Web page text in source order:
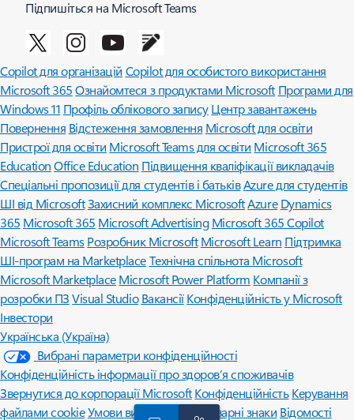
Підпишіться на Microsoft Teams
Copilot для організацій Copilot для особистого використання
Microsoft 365 Ознайомтеся з продуктами Microsoft Програми для
Windows 11 Профіль облікового запису Центр завантажень
Повернення Відстеження замовлення Microsoft для освіти
Пристрої для освіти Microsoft Teams для освіти Microsoft 365
Education Office Education Підвищення кваліфікації викладачів
Спеціальні пропозиції для студентів і батьківAzure для студентів
ШІ від MicrosoftЗахисний комплекс MicrosoftAzure Dynamics
365 Microsoft 365 Microsoft Advertising Microsoft 365 Copilot
Microsoft TeamsРозробник Microsoft Microsoft Learn Підтримка
ШІ-програм на MarketplaceТехнічна спільнота Microsoft
Microsoft MarketplaceMicrosoft Power Platform Компанії з
розробки ПЗ Visual Studio Вакансії Конфіденційність у Microsoft
Інвестори
Українська (Україна)
Вибрані параметри конфіденційності
Конфіденційність інформації про здоров’я споживачів
Звернутися до корпорації Microsoft Конфіденційність Керування
файлами cookieУмови використання Товарні знаки Відомості